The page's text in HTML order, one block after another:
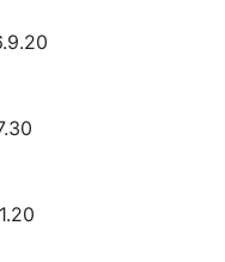
1986.9.20
1987.7.30